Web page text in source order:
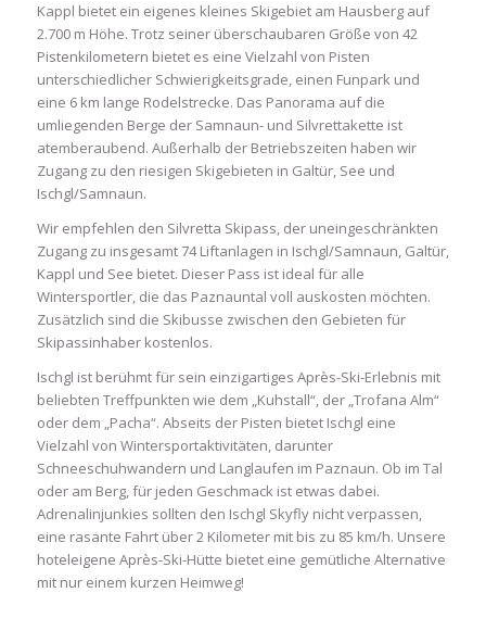
Kappl bietet ein eigenes kleines Skigebiet am Hausberg auf
2.700 m Höhe. Trotz seiner überschaubaren Größe von 42
Pistenkilometern bietet es eine Vielzahl von Pisten
unterschiedlicher Schwierigkeitsgrade, einen Funpark und
eine 6 km lange Rodelstrecke. Das Panorama auf die
umliegenden Berge der Samnaun- und Silvrettakette ist
atemberaubend. Außerhalb der Betriebszeiten haben wir
Zugang zu den riesigen Skigebieten in Galtür, See und
Ischgl/Samnaun.
Wir empfehlen den Silvretta Skipass, der uneingeschränkten
Zugang zu insgesamt 74 Liftanlagen in Ischgl/Samnaun, Galtür,
Kappl und See bietet. Dieser Pass ist ideal für alle
Wintersportler, die das Paznauntal voll auskosten möchten.
Zusätzlich sind die Skibusse zwischen den Gebieten für
Skipassinhaber kostenlos.
Ischgl ist berühmt für sein einzigartiges Après-Ski-Erlebnis mit
beliebten Treffpunkten wie dem „Kuhstall“, der „Trofana Alm“
oder dem „Pacha“. Abseits der Pisten bietet Ischgl eine
Vielzahl von Wintersportaktivitäten, darunter
Schneeschuhwandern und Langlaufen im Paznaun. Ob im Tal
oder am Berg, für jeden Geschmack ist etwas dabei.
Adrenalinjunkies sollten den Ischgl Skyfly nicht verpassen,
eine rasante Fahrt über 2 Kilometer mit bis zu 85 km/h. Unsere
hoteleigene Après-Ski-Hütte bietet eine gemütliche Alternative
mit nur einem kurzen Heimweg!